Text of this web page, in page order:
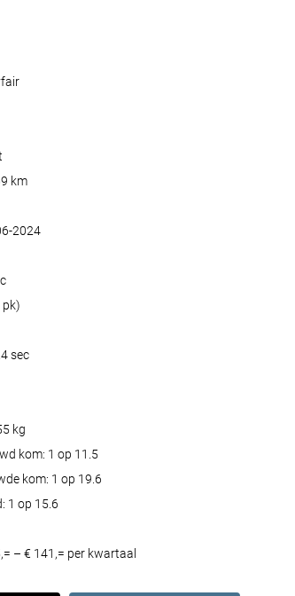
km
2024
pk)
sec
kg
kom: 1 op 11.5
kom: 1 op 19.6
1 op 15.6
– € 141,= per kwartaal